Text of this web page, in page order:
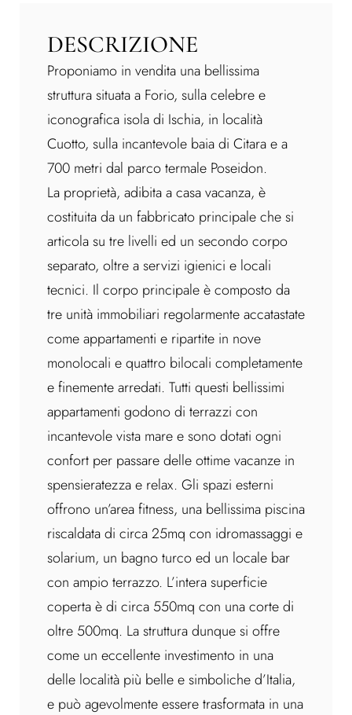
DESCRIZIONE
Proponiamo in vendita una bellissima
struttura situata a Forio, sulla celebre e
iconografica isola di Ischia, in località
Cuotto, sulla incantevole baia di Citara e a
700 metri dal parco termale Poseidon.
La proprietà, adibita a casa vacanza, è
costituita da un fabbricato principale che si
articola su tre livelli ed un secondo corpo
separato, oltre a servizi igienici e locali
tecnici. Il corpo principale è composto da
tre unità immobiliari regolarmente accatastate
come appartamenti e ripartite in nove
monolocali e quattro bilocali completamente
e finemente arredati. Tutti questi bellissimi
appartamenti godono di terrazzi con
incantevole vista mare e sono dotati ogni
confort per passare delle ottime vacanze in
spensieratezza e relax. Gli spazi esterni
offrono un’area fitness, una bellissima piscina
riscaldata di circa 25mq con idromassaggi e
solarium, un bagno turco ed un locale bar
con ampio terrazzo. L’intera superficie
coperta è di circa 550mq con una corte di
oltre 500mq. La struttura dunque si offre
come un eccellente investimento in una
delle località più belle e simboliche d’Italia,
e può agevolmente essere trasformata in una